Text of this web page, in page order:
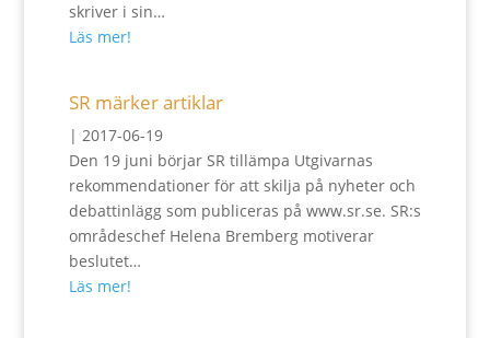
skriver i sin…
Läs mer!
SR märker artiklar
| 2017-06-19
Den 19 juni börjar SR tillämpa Utgivarnas
rekommendationer för att skilja på nyheter och
debattinlägg som publiceras på www.sr.se. SR:s
områdeschef Helena Bremberg motiverar
beslutet…
Läs mer!